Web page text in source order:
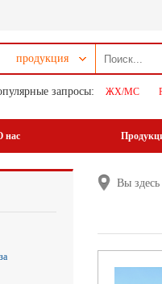
продукция
запросы: ЖХ/МС
нас
Вы